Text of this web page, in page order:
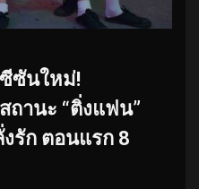
ซีซันใหม่!
ถานะ “ติ่งแฟน”
รัก ตอนแรก 8